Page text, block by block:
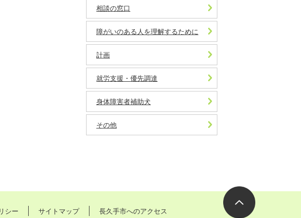
相談の窓口
障がいのある人を理解するために
計画
就労支援・優先調達
身体障害者補助犬
その他
シー サイトマップ 長久手市へのアクセス